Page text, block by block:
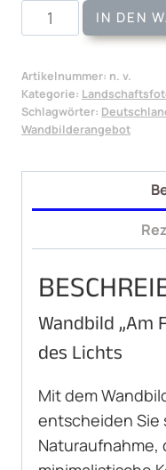
Wandbild
Am
Menge
IN DEN
Artikelnummer: n. v.
Kategorie:
Schlagwörter:
Wandbilderangebot
Wandbild „Am
des Lichts
Mit dem
entscheiden Sie
Naturaufnahme,